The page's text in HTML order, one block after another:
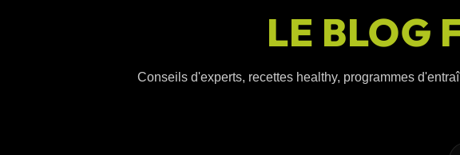
Renforcement
Small Group
Perso
Les Mills
LE BLOG
Conseils d'experts, recettes healthy, programmes